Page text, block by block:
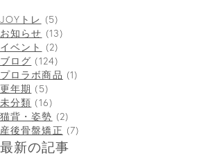
JOYトレ (5)
お知らせ (13)
イベント (2)
ブログ (124)
プロラボ商品 (1)
更年期 (5)
未分類 (16)
猫背・姿勢 (2)
産後骨盤矯正 (7)
最新の記事